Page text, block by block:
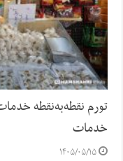
خدمات
۱۴۰۵/۰۵/۱۵